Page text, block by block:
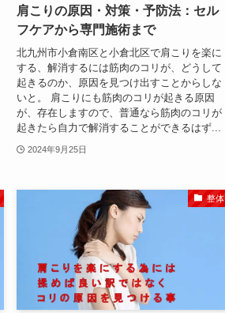
肩こりの原因・対策・予防法：セル
フケアから専門施術まで
北九州市小倉南区と小倉北区で肩こりを楽に
する、解消するには筋肉のコリが、どうして
起きるのか、原因を見つけ出すことからしな
いと。 肩こりにも筋肉のコリが起きる原因
が、存在しますので、普通なら筋肉のコリが
起きたら自力で解消することができるはず...
2024年9月25日
整体